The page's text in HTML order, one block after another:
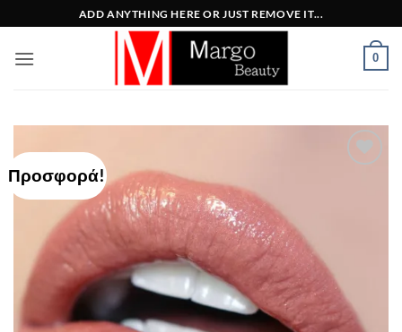
στο
περιεχόμενο
ADD ANYTHING HERE OR JUST REMOVE IT...
0
Προσφορά!